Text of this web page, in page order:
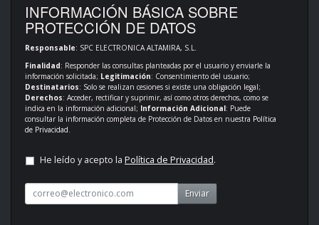
INFORMACIÓN BÁSICA SOBRE
PROTECCIÓN DE DATOS
Responsable: SPC ELECTRONICA ALTAMIRA, S.L.
Finalidad: Responder las consultas planteadas por el usuario y enviarle la
información solicitada; Legitimación: Consentimiento del usuario;
Destinatarios: Solo se realizan cesiones si existe una obligación legal;
Derechos: Acceder, rectificar y suprimir, así como otros derechos, como se
indica en la información adicional; Información Adicional: Puede
consultar la información completa de Protección de Datos en nuestra Política
de Privacidad
He leído y acepto la Política de Privacidad.
Enviar